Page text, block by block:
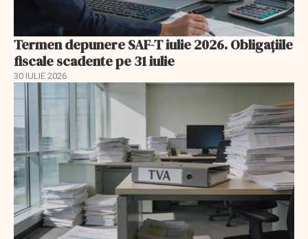
Termen depunere SAF-T iulie 2026. Obligațiile
fiscale scadente pe 31 iulie
30 IULIE 2026